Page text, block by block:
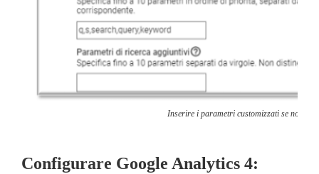
Inserire i parametri customizzati se non
Configurare Google Analytics 4: